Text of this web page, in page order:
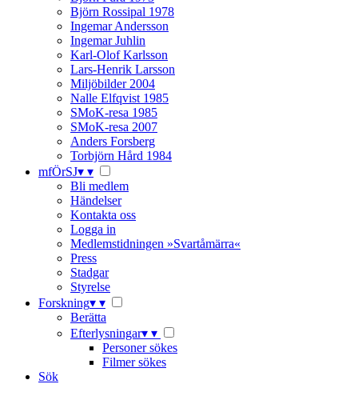
Björn Rossipal 1978
Ingemar Andersson
Ingemar Juhlin
Karl-Olof Karlsson
Lars-Henrik Larsson
Miljöbilder 2004
Nalle Elfqvist 1985
SMoK-resa 1985
SMoK-resa 2007
Anders Forsberg
Torbjörn Hård 1984
mfÖrSJ▾ ▾
Bli medlem
Händelser
Kontakta oss
Logga in
Medlemstidningen »Svartåmärra«
Press
Stadgar
Styrelse
Forskning▾ ▾
Berätta
Efterlysningar▾ ▾
Personer sökes
Filmer sökes
Sök